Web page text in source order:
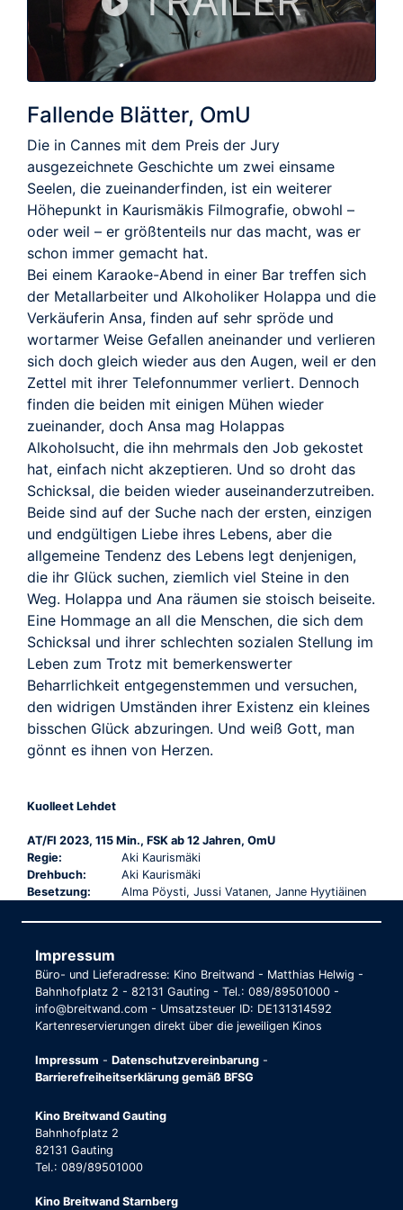
Fallende Blätter, OmU
Die in Cannes mit dem Preis der Jury
ausgezeichnete Geschichte um zwei einsame
Seelen, die zueinanderfinden, ist ein weiterer
Höhepunkt in Kaurismäkis Filmografie, obwohl –
oder weil – er größtenteils nur das macht, was er
schon immer gemacht hat.
Bei einem Karaoke-Abend in einer Bar treffen sich
der Metallarbeiter und Alkoholiker Holappa und die
Verkäuferin Ansa, finden auf sehr spröde und
wortarmer Weise Gefallen aneinander und verlieren
sich doch gleich wieder aus den Augen, weil er den
Zettel mit ihrer Telefonnummer verliert. Dennoch
finden die beiden mit einigen Mühen wieder
zueinander, doch Ansa mag Holappas
Alkoholsucht, die ihn mehrmals den Job gekostet
hat, einfach nicht akzeptieren. Und so droht das
Schicksal, die beiden wieder auseinanderzutreiben.
Beide sind auf der Suche nach der ersten, einzigen
und endgültigen Liebe ihres Lebens, aber die
allgemeine Tendenz des Lebens legt denjenigen,
die ihr Glück suchen, ziemlich viel Steine in den
Weg. Holappa und Ana räumen sie stoisch beiseite.
Eine Hommage an all die Menschen, die sich dem
Schicksal und ihrer schlechten sozialen Stellung im
Leben zum Trotz mit bemerkenswerter
Beharrlichkeit entgegenstemmen und versuchen,
den widrigen Umständen ihrer Existenz ein kleines
bisschen Glück abzuringen. Und weiß Gott, man
gönnt es ihnen von Herzen.
Kuolleet Lehdet
AT/FI 2023, 115 Min., FSK ab 12 Jahren, OmU
Regie:
Aki Kaurismäki
Drehbuch:
Aki Kaurismäki
Besetzung:
Alma Pöysti, Jussi Vatanen, Janne Hyytiäinen
Impressum
Büro- und Lieferadresse: Kino Breitwand - Matthias Helwig -
Bahnhofplatz 2 - 82131 Gauting - Tel.: 089/89501000 -
info@breitwand.com - Umsatzsteuer ID: DE131314592
Kartenreservierungen direkt über die jeweiligen Kinos
Impressum - Datenschutzvereinbarung -
Barrierefreiheitserklärung gemäß BFSG
Kino Breitwand Gauting
Bahnhofplatz 2
82131 Gauting
Tel.: 089/89501000
Kino Breitwand Starnberg